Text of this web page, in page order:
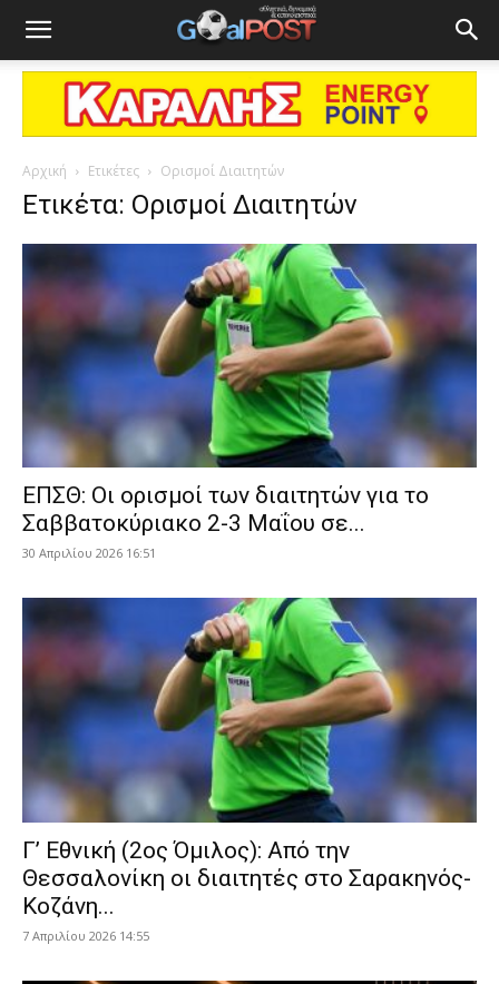
Αρχική Ετικέτες Ορισμοί Διαιτητών
Ετικέτα: Ορισμοί Διαιτητών
ΕΠΣΘ: Οι ορισμοί των διαιτητών για το
Σαββατοκύριακο 2-3 Μαΐου σε...
30 Απριλίου 2026 16:51
Γ’ Εθνική (2ος Όμιλος): Από την
Θεσσαλονίκη οι διαιτητές στο Σαρακηνός-
Κοζάνη...
7 Απριλίου 2026 14:55